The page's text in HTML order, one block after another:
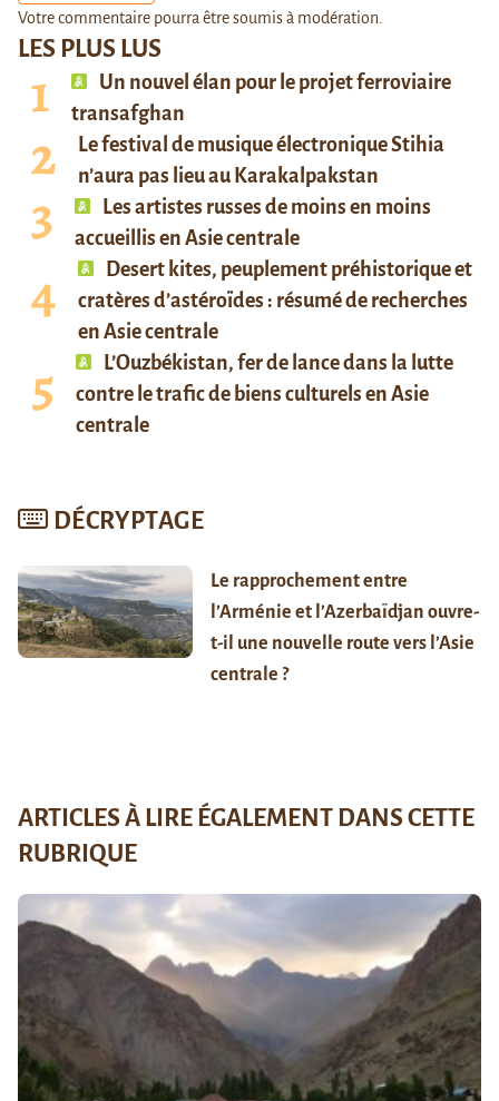
LES PLUS LUS
Un nouvel élan pour le projet ferroviaire
transafghan
Le festival de musique électronique Stihia
n’aura pas lieu au Karakalpakstan
Les artistes russes de moins en moins
accueillis en Asie centrale
Desert kites, peuplement préhistorique et
cratères d’astéroïdes : résumé de recherches
en Asie centrale
L’Ouzbékistan, fer de lance dans la lutte
contre le trafic de biens culturels en Asie
centrale
DÉCRYPTAGE
Le rapprochement entre
l’Arménie et l’Azerbaïdjan ouvre-
t-il une nouvelle route vers l’Asie
centrale ?
Votre commentaire pourra être soumis à modération.
ARTICLES À LIRE ÉGALEMENT DANS CETTE
RUBRIQUE